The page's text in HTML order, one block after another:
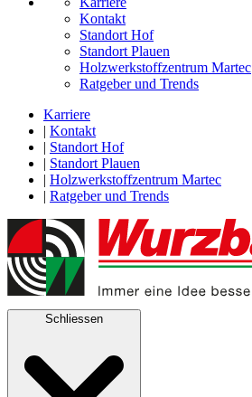
Kontakt
Standort Hof
Standort Plauen
Holzwerkstoffzentrum Martec
Ratgeber und Trends
Karriere
| Kontakt
| Standort Hof
| Standort Plauen
| Holzwerkstoffzentrum Martec
| Ratgeber und Trends
Schliessen